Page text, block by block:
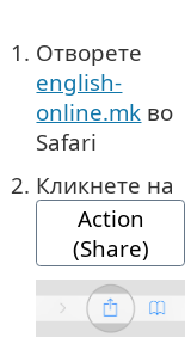
Отворете
english-
online.mk во
Safari
Кликнете на
Action
(Share)